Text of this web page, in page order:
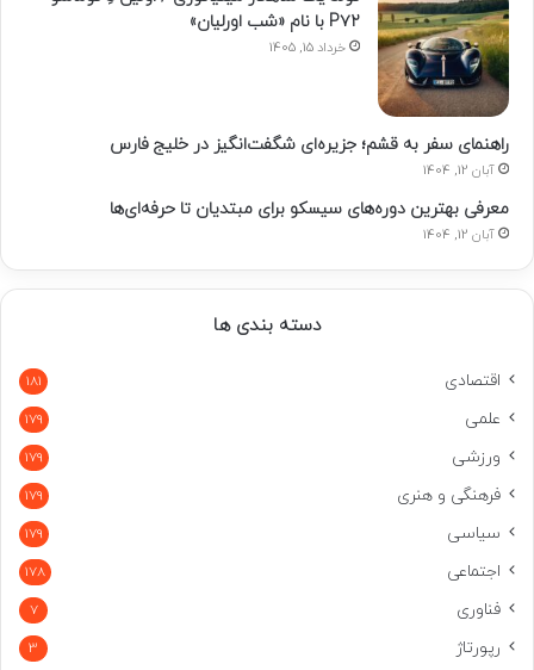
P۷۲ با نام «شب اورلیان»
خرداد 15, 1405
راهنمای سفر به قشم؛ جزیره‌ای شگفت‌انگیز در خلیج فارس
آبان 12, 1404
معرفی بهترین دوره‌های سیسکو برای مبتدیان تا حرفه‌ای‌ها
آبان 12, 1404
دسته بندی ها
اقتصادی 181
علمی 179
ورزشی 179
فرهنگی و هنری 179
سیاسی 179
اجتماعی 178
فناوری 7
رپورتاژ 3